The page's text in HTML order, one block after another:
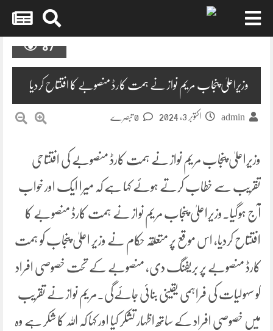
87
وزیراعلیٰ پنجاب مریم نواز نے ہمت کارڈ منصوبے کا افتتاح کردیا
admin اکتوبر 3, 2024
وزیراعلیٰ پنجاب مریم نواز نے ہمت کارڈ منصوبے کی افتتاحی
تقریب سے خطاب کرتے ہوئے کہا ہے کہ میرا ایک اور خواب
آج ہوگیا۔وزیراعلیٰ پنجاب مریم نواز نے ہمت کارڈ منصوبے کا
افتتاح کردیا، اس موقع پر متعلقہ حکام نے وزیر اعلیٰ پنجاب کو ہمت
کارڈ منصوبے پر بریفنگ دی، منصوبے کے تحت خصوصی افراد
کو سہولیات کی فراہمی یقینی بنائی جائےگی۔مریم نواز نے تقریب
میں خصوصی افراد کے ساتھ اظہار تشکر کیا اور کہا کہ اللہ کا شکر ہے وہ